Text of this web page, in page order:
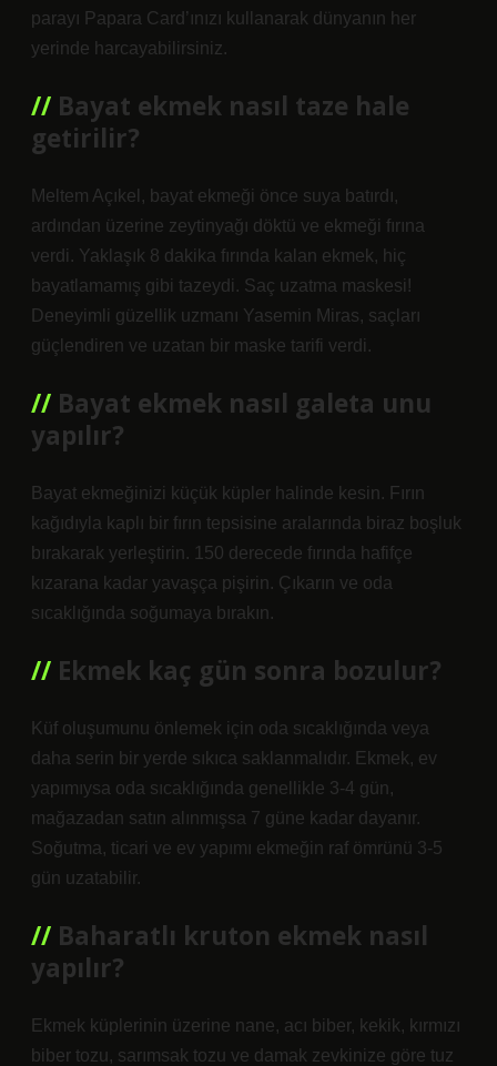
parayı Papara Card’ınızı kullanarak dünyanın her
yerinde harcayabilirsiniz.
Bayat ekmek nasıl taze hale
getirilir?
Meltem Açıkel, bayat ekmeği önce suya batırdı,
ardından üzerine zeytinyağı döktü ve ekmeği fırına
verdi. Yaklaşık 8 dakika fırında kalan ekmek, hiç
bayatlamamış gibi tazeydi. Saç uzatma maskesi!
Deneyimli güzellik uzmanı Yasemin Miras, saçları
güçlendiren ve uzatan bir maske tarifi verdi.
Bayat ekmek nasıl galeta unu
yapılır?
Bayat ekmeğinizi küçük küpler halinde kesin. Fırın
kağıdıyla kaplı bir fırın tepsisine aralarında biraz boşluk
bırakarak yerleştirin. 150 derecede fırında hafifçe
kızarana kadar yavaşça pişirin. Çıkarın ve oda
sıcaklığında soğumaya bırakın.
Ekmek kaç gün sonra bozulur?
Küf oluşumunu önlemek için oda sıcaklığında veya
daha serin bir yerde sıkıca saklanmalıdır. Ekmek, ev
yapımıysa oda sıcaklığında genellikle 3-4 gün,
mağazadan satın alınmışsa 7 güne kadar dayanır.
Soğutma, ticari ve ev yapımı ekmeğin raf ömrünü 3-5
gün uzatabilir.
Baharatlı kruton ekmek nasıl
yapılır?
Ekmek küplerinin üzerine nane, acı biber, kekik, kırmızı
biber tozu, sarımsak tozu ve damak zevkinize göre tuz